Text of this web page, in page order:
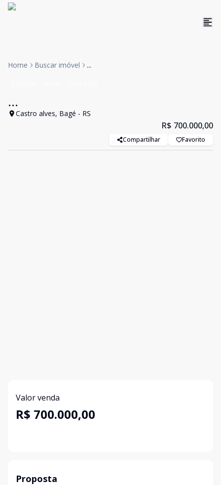
Home Buscar imóvel ...
...
Castro alves, Bagé - RS
R$ 700.000,00
Compartilhar Favorito
Valor venda
R$ 700.000,00
Proposta